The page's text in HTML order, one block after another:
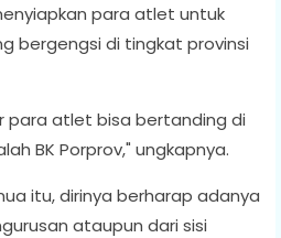
para atlet untuk
bergengsi di tingkat provinsi
para atlet bisa bertanding di
BK Porprov," ungkapnya.
itu, dirinya berharap adanya
ataupun dari sisi